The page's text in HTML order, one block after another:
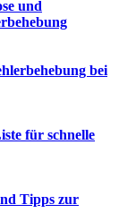
und
bei
für schnelle
Tipps zur